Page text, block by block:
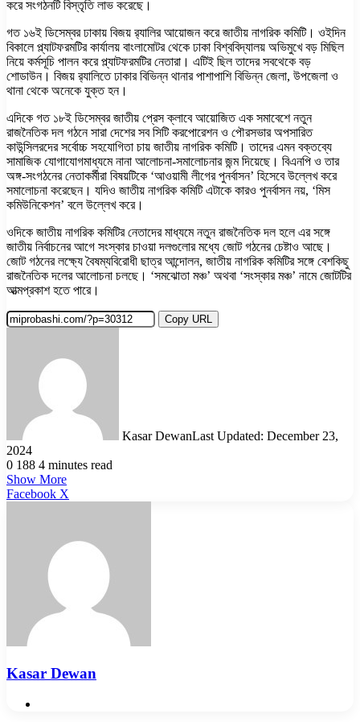
করে সংগঠনটি বিস্তৃতি লাভ করেছে।
গত ১৬ই ডিসেম্বর ঢাকায় বিজয় র‌্যালির আয়োজন করে জাতীয় নাগরিক কমিটি। ওইদিন
বিকালে প্ল্যাটফরমটির কার্যালয় বাংলামোটর থেকে ঢাকা বিশ্ববিদ্যালয় অভিমুখে বড় মিছিল
নিয়ে কর্মসূচি পালন করে প্ল্যাটফরমটির নেতারা। এটিই ছিল তাদের সবথেকে বড়
শোডাউন। বিজয় র‌্যালিতে ঢাকার বিভিন্ন থানার পাশাপাশি বিভিন্ন জেলা, উপজেলা ও
থানা থেকে অনেকে যুক্ত হন।
এদিকে গত ১৮ই ডিসেম্বর জাতীয় প্রেস ক্লাবে আয়োজিত এক সমাবেশে নতুন
রাজনৈতিক দল গঠনে সারা দেশের সব সিটি করপোরেশন ও পৌরসভার অপসারিত
কাউন্সিলরদের সর্বোচ্চ সহযোগিতা চায় জাতীয় নাগরিক কমিটি। তাদের এমন বক্তব্যে
সামাজিক যোগাযোগমাধ্যমে নানা আলোচনা-সমালোচনার জন্ম দিয়েছে। বিএনপি ও তার
অঙ্গ-সংগঠনের নেতাকর্মীরা বিষয়টিকে ‘আওয়ামী লীগের পুনর্বাসন’ হিসেবে উল্লেখ করে
সমালোচনা করেছেন। যদিও জাতীয় নাগরিক কমিটি এটাকে কারও পুনর্বাসন নয়, ‘মিস
কমিউনিকেশন’ বলে উল্লেখ করে।
ওদিকে জাতীয় নাগরিক কমিটির নেতাদের মাধ্যমে নতুন রাজনৈতিক দল হলে এর সঙ্গে
জাতীয় নির্বাচনের আগে সংস্কার চাওয়া দলগুলোর মধ্যে জোট গঠনের চেষ্টাও আছে।
জোট গঠনের লক্ষ্যে বৈষম্যবিরোধী ছাত্র আন্দোলন, জাতীয় নাগরিক কমিটির সঙ্গে বেশকিছু
রাজনৈতিক দলের আলোচনা চলছে। ‘সমঝোতা মঞ্চ’ অথবা ‘সংস্কার মঞ্চ’ নামে জোটটির
আত্মপ্রকাশ হতে পারে।
Copy URL
Kasar DewanLast Updated: December 23,
2024
0 188 4 minutes read
Show More
Facebook X
Kasar Dewan